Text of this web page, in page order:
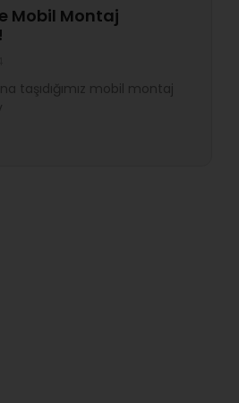
Mobil Montaj
taşıdığımız mobil montaj